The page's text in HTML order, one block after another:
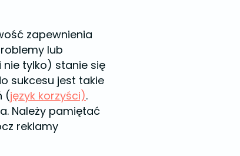
zapewnienia
lub
tylko) stanie się
sukcesu jest takie
(język korzyści).
Należy pamiętać
reklamy